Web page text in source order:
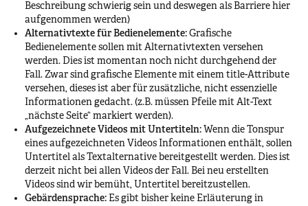
Beschreibung schwierig sein und deswegen als Barriere hier
aufgenommen werden)
Alternativtexte für Bedienelemente:Grafische
Bedienelemente sollen mit Alternativtexten versehen
werden. Dies ist momentan noch nicht durchgehend der
Fall. Zwar sind grafische Elemente mit einem title-Attribute
versehen, dieses ist aber für zusätzliche, nicht essenzielle
Informationen gedacht. (z.B. müssen Pfeile mit Alt-Text
„nächste Seite“ markiert werden).
Aufgezeichnete Videos mit Untertiteln: Wenn die Tonspur
eines aufgezeichneten Videos Informationen enthält, sollen
Untertitel als Textalternative bereitgestellt werden. Dies ist
derzeit nicht bei allen Videos der Fall. Bei neu erstellten
Videos sind wir bemüht, Untertitel bereitzustellen.
Gebärdensprache:Es gibt bisher keine Erläuterung in